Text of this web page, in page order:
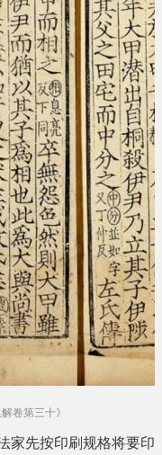
卷第三十》
家先按印刷规格将要印